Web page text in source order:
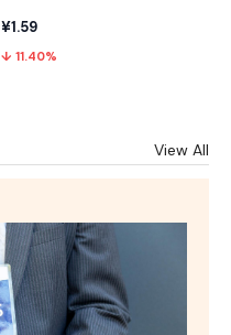
¥1.59
↓ 11.40%
View All